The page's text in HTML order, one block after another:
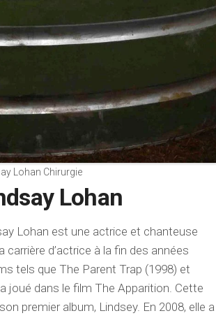
Lohan Chirurgie
Lohan
Lohan est une actrice et chanteuse
d’actrice à la fin des années
tels que The Parent Trap (1998) et
joué dans le film The Apparition. Cette
premier album, Lindsey. En 2008, elle a